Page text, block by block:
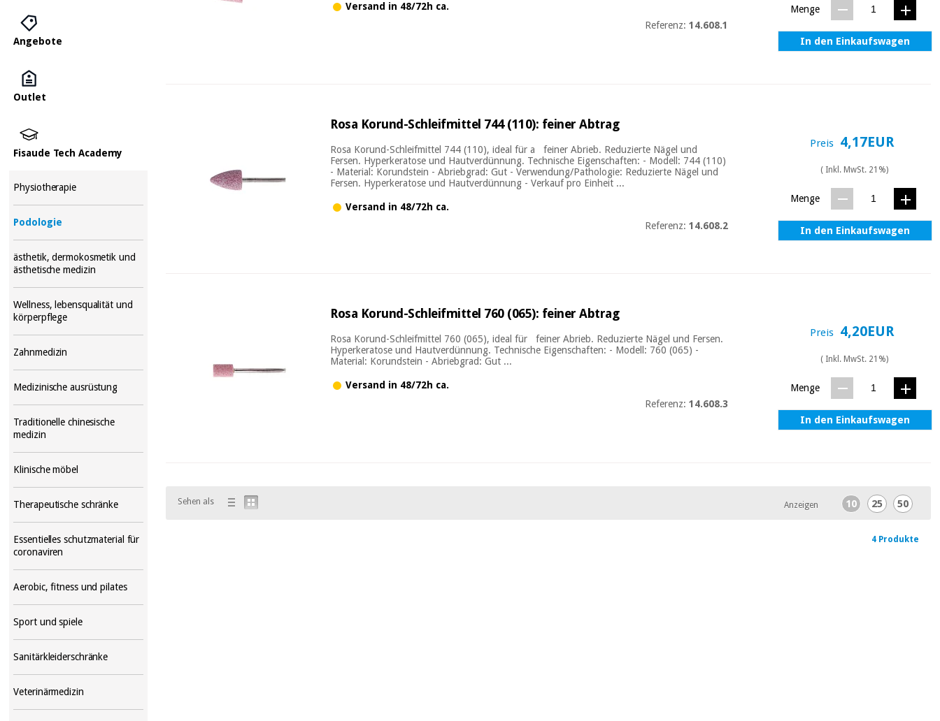
Angebote
Outlet
Fisaude Tech Academy
Physiotherapie
Podologie
ästhetik, dermokosmetik und
ästhetische medizin
Wellness, lebensqualität und
körperpflege
Zahnmedizin
Medizinische ausrüstung
Traditionelle chinesische
medizin
Klinische möbel
Therapeutische schränke
Essentielles schutzmaterial für
coronaviren
Aerobic, fitness und pilates
Sport und spiele
Sanitärkleiderschränke
Veterinärmedizin
Versand in 48/72h ca.
Referenz: 14.608.1
Menge
In den Einkaufswagen
Rosa Korund-Schleifmittel 744 (110): feiner Abtrag
Rosa Korund-Schleifmittel 744 (110), ideal für a feiner Abrieb. Reduzierte Nägel und
Fersen. Hyperkeratose und Hautverdünnung. Technische Eigenschaften: - Modell: 744 (110)
- Material: Korundstein - Abriebgrad: Gut - Verwendung/Pathologie: Reduzierte Nägel und
Fersen. Hyperkeratose und Hautverdünnung - Verkauf pro Einheit ...
Versand in 48/72h ca.
Referenz: 14.608.2
Preis 4,17EUR
( Inkl. MwSt. 21%)
Menge
In den Einkaufswagen
Rosa Korund-Schleifmittel 760 (065): feiner Abtrag
Rosa Korund-Schleifmittel 760 (065), ideal für feiner Abrieb. Reduzierte Nägel und Fersen.
Hyperkeratose und Hautverdünnung. Technische Eigenschaften: - Modell: 760 (065) -
Material: Korundstein - Abriebgrad: Gut ...
Versand in 48/72h ca.
Referenz: 14.608.3
Preis 4,20EUR
( Inkl. MwSt. 21%)
Menge
In den Einkaufswagen
Sehen als Anzeigen 10 25 50
4 Produkte